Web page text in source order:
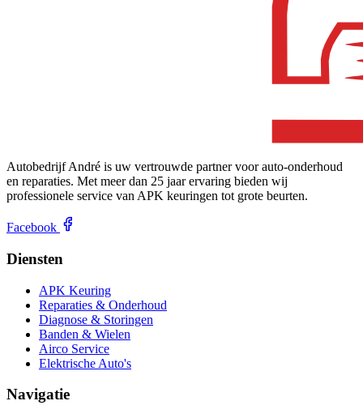
Autobedrijf André is uw vertrouwde partner voor auto-onderhoud
en reparaties. Met meer dan 25 jaar ervaring bieden wij
professionele service van APK keuringen tot grote beurten.
Facebook
Diensten
APK Keuring
Reparaties & Onderhoud
Diagnose & Storingen
Banden & Wielen
Airco Service
Elektrische Auto's
Navigatie